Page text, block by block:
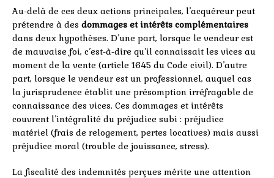
Au-delà de ces deux actions principales, l’acquéreur peut
prétendre à des dommages et intérêts complémentaires
dans deux hypothèses. D’une part, lorsque le vendeur est
de mauvaise foi, c’est-à-dire qu’il connaissait les vices au
moment de la vente (article 1645 du Code civil). D’autre
part, lorsque le vendeur est un professionnel, auquel cas
la jurisprudence établit une présomption irréfragable de
connaissance des vices. Ces dommages et intérêts
couvrent l’intégralité du préjudice subi : préjudice
matériel (frais de relogement, pertes locatives) mais aussi
préjudice moral (trouble de jouissance, stress).
La fiscalité des indemnités perçues mérite une attention